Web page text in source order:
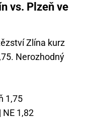
vs. Plzeň ve
Zlína kurz
Nerozhodný
1,75
NE 1,82